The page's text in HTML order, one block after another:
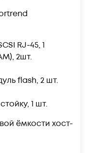
RJ-45, 1
2шт.
flash, 2 шт.
1 шт.
ёмкости хост-